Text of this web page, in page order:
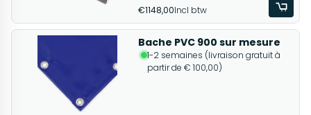
€1148,00Incl btw
Bache PVC 900 sur mesure
1-2 semaines (livraison gratuit à
partir de € 100,00)